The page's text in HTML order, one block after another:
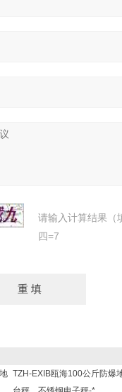
请输入计算结果（
四=7
TZH-EXIB瓯海100公斤防爆